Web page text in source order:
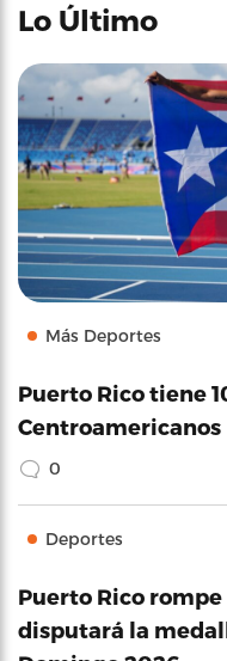
Lo Último
Más Deportes
Puerto Rico tiene
Centroamericanos
0
Deportes
Puerto Rico
disputará la